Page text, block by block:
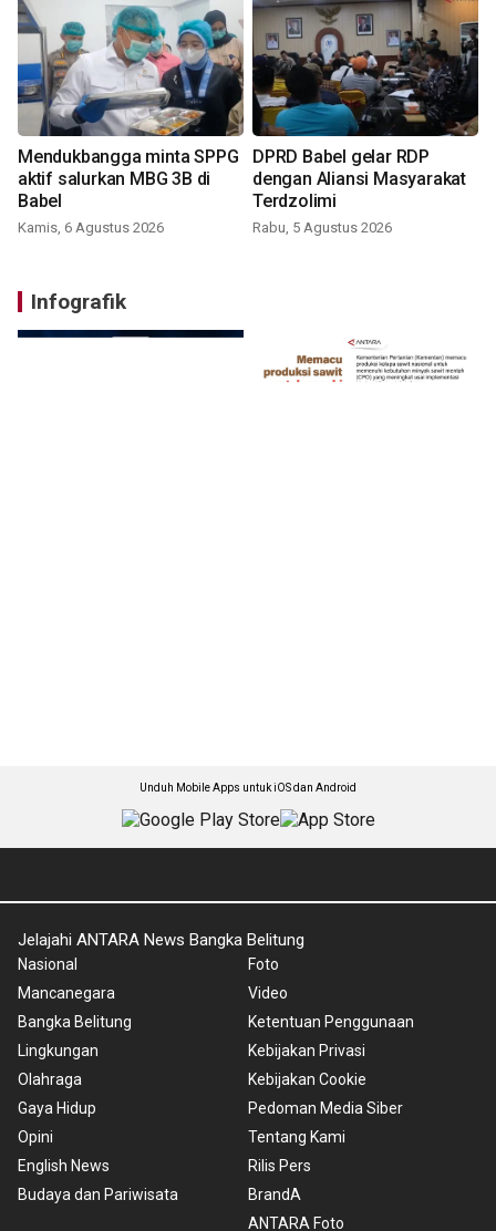
Mendukbangga minta SPPG
aktif salurkan MBG 3B di
Babel
Kamis, 6 Agustus 2026
DPRD Babel gelar RDP
dengan Aliansi Masyarakat
Terdzolimi
Rabu, 5 Agustus 2026
Infografik
Unduh Mobile Apps untuk iOS dan Android
Jelajahi ANTARA News Bangka Belitung
Nasional
Mancanegara
Bangka Belitung
Lingkungan
Olahraga
Gaya Hidup
Opini
English News
Budaya dan Pariwisata
Foto
Video
Ketentuan Penggunaan
Kebijakan Privasi
Kebijakan Cookie
Pedoman Media Siber
Tentang Kami
Rilis Pers
BrandA
ANTARA Foto